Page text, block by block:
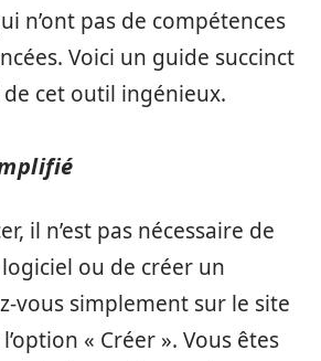
n’ont pas de compétences
Voici un guide succinct
cet outil ingénieux.
il n’est pas nécessaire de
ou de créer un
vous simplement sur le site
« Créer ». Vous êtes